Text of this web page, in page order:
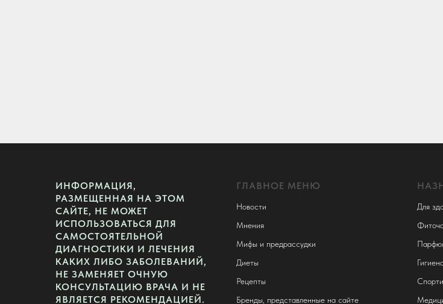
ИНФОРМАЦИЯ,
РАЗМЕЩЕННАЯ НА ЭТОМ
САЙТЕ, НЕ МОЖЕТ
ИСПОЛЬЗОВАТЬСЯ ДЛЯ
САМОСТОЯТЕЛЬНОЙ
ДИАГНОСТИКИ И ЛЕЧЕНИЯ
КАКИХ ЛИБО ЗАБОЛЕВАНИЙ,
НЕ ЗАМЕНЯЕТ ОЧНУЮ
КОНСУЛЬТАЦИЮ ВРАЧА И НЕ
ЯВЛЯЕТСЯ РЕКОМЕНДАЦИЕЙ.
ГЛАВНОЕ МЕНЮ
Новости
Мнения
Мифы и предрассудки
Диеты
Рецепты
Бренды, представленные на сайте
Для